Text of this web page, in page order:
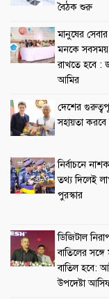
বৈঠক শুরু
মানুষের
মনকে সবসময়
রাখতে হবে :
আমির
দেশের
সহায়তা
নির্বাচনে
তথ্য দিলেই
পুরস্কার
ডিজিটাল
বাতিলের
বাতিল হবে:
উপদেষ্টা